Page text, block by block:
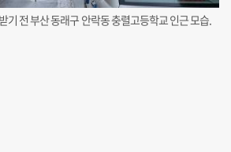
기 전 부산 동래구 안락동 충렬고등학교 인근 모습.